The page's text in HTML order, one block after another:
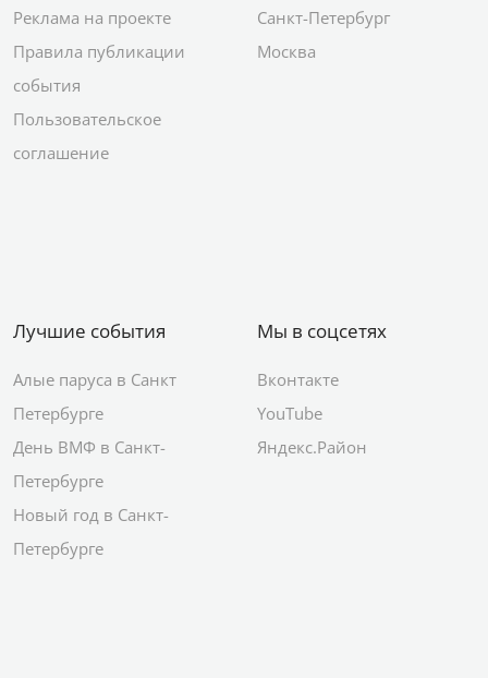
Реклама на проекте
Правила публикации
события
Пользовательское
соглашение
Санкт-Петербург
Москва
Лучшие события
Алые паруса в Санкт
Петербурге
День ВМФ в Санкт-
Петербурге
Новый год в Санкт-
Петербурге
Мы в соцсетях
Вконтакте
YouTube
Яндекс.Район